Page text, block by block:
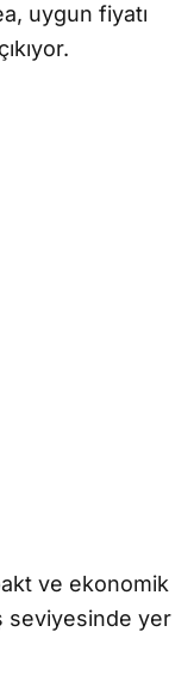
uygun fiyatı
ve ekonomik
seviyesinde yer